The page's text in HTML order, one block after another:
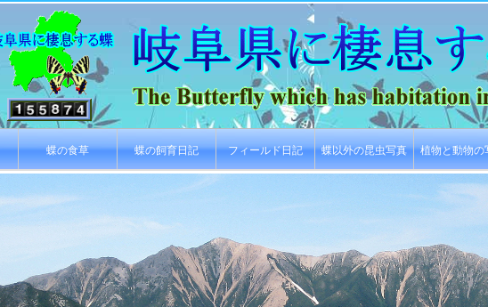
蝶の食草 蝶の飼育日記 フィールド日記 蝶以外の昆虫写真 植物と動物の